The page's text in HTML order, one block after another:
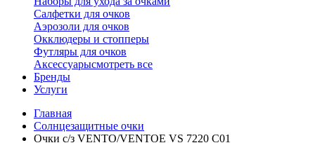
Салфетки для очков
Аэрозоли для очков
Окклюдеры и стопперы
Футляры для очков
Аксессуарысмотреть все
Бренды
Услуги
Главная
Солнцезащитные очки
Очки с/з VENTO/VENTOE VS 7220 C01